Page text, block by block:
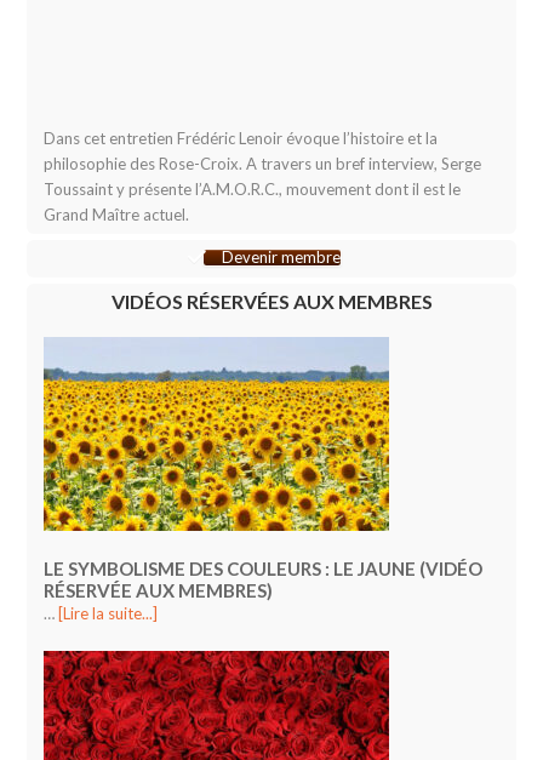
Dans cet entretien Frédéric Lenoir évoque l’histoire et la
philosophie des Rose-Croix. A travers un bref interview, Serge
Toussaint y présente l’A.M.O.R.C., mouvement dont il est le
Grand Maître actuel.
Devenir membre
VIDÉOS RÉSERVÉES AUX MEMBRES
LE SYMBOLISME DES COULEURS : LE JAUNE (VIDÉO
RÉSERVÉE AUX MEMBRES)
… [Lire la suite...]